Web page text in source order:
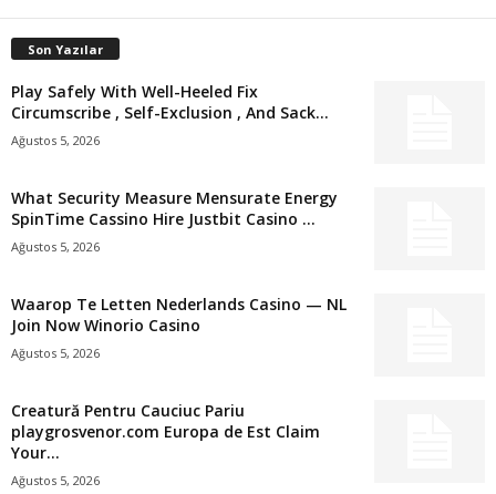
Son Yazılar
Play Safely With Well-Heeled Fix
Circumscribe , Self-Exclusion , And Sack...
Ağustos 5, 2026
What Security Measure Mensurate Energy
SpinTime Cassino Hire Justbit Casino ...
Ağustos 5, 2026
Waarop Te Letten Nederlands Casino — NL
Join Now Winorio Casino
Ağustos 5, 2026
Creatură Pentru Cauciuc Pariu
playgrosvenor.com Europa de Est Claim
Your...
Ağustos 5, 2026